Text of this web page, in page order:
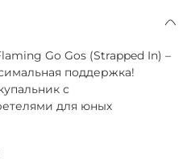
Go Gos (Strapped In) –
поддержка!
с
для юных